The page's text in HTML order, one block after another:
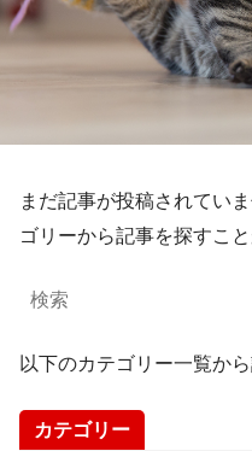
まだ記事が投稿されてい
ゴリーから記事を探すこと
以下のカテゴリー一覧か
カテゴリー